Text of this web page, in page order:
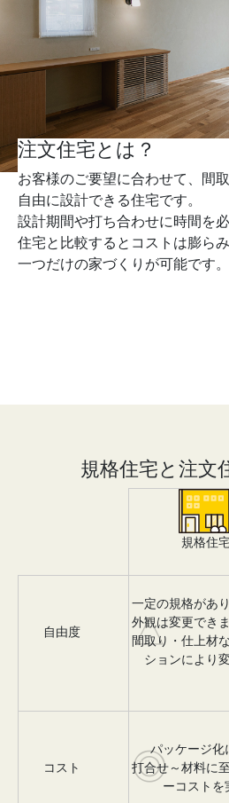
注文住宅とは？
お客様のご要望に合わせて、間
自由に設計できる住宅です。
設計期間や打ち合わせに時間を
住宅と比較するとコストは膨ら
一つだけの家づくりが可能です。
規格住宅と注文
規格住
自由度 △
一定の規格があ
外観は変更できま
間取り・仕上材
ションにより
コスト ◎パッケージ化
打合せ～材料に
ーコストを